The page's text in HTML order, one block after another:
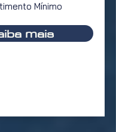
Mínimo
mais